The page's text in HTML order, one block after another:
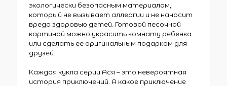
экологически безопасным материалом,
который не вызывает аллергии и не наносит
вреда здоровью детей. Готовой песочной
картиной можно украсить комнату ребенка
или сделать ее оригинальным подарком для
друзей.
Каждая кукла серии Ася – это невероятная
история приключений. А какое приключение